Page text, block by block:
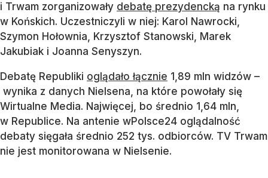
i Trwam zorganizowały debatę prezydencką na rynku
w Końskich. Uczestniczyli w niej: Karol Nawrocki,
Szymon Hołownia, Krzysztof Stanowski, Marek
Jakubiak i Joanna Senyszyn.
Debatę Republiki oglądało łącznie 1,89 mln widzów –
wynika z danych Nielsena, na które powołały się
Wirtualne Media. Najwięcej, bo średnio 1,64 mln,
w Republice. Na antenie wPolsce24 oglądalność
debaty sięgała średnio 252 tys. odbiorców. TV Trwam
nie jest monitorowana w Nielsenie.